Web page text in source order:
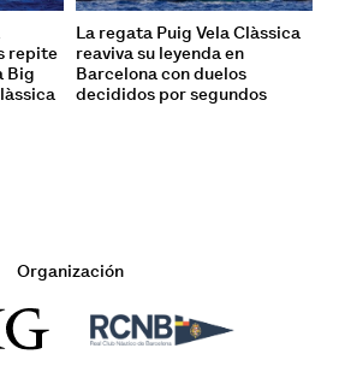
repite
Big
La regata Puig Vela Clàssica
reaviva su leyenda en
Barcelona con duelos
decididos por segundos
Organización